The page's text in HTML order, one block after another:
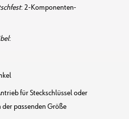
: 2-Komponenten-
:
für Steckschlüssel oder
passenden Größe